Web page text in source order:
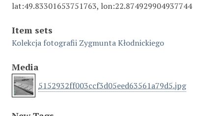
lat:49.83301653751763, lon:22.874929904937744
Item sets
Kolekcja fotografii Zygmunta Kłodnickiego
Media
5152932ff003ccf3d05eed63561a79d5.jpg